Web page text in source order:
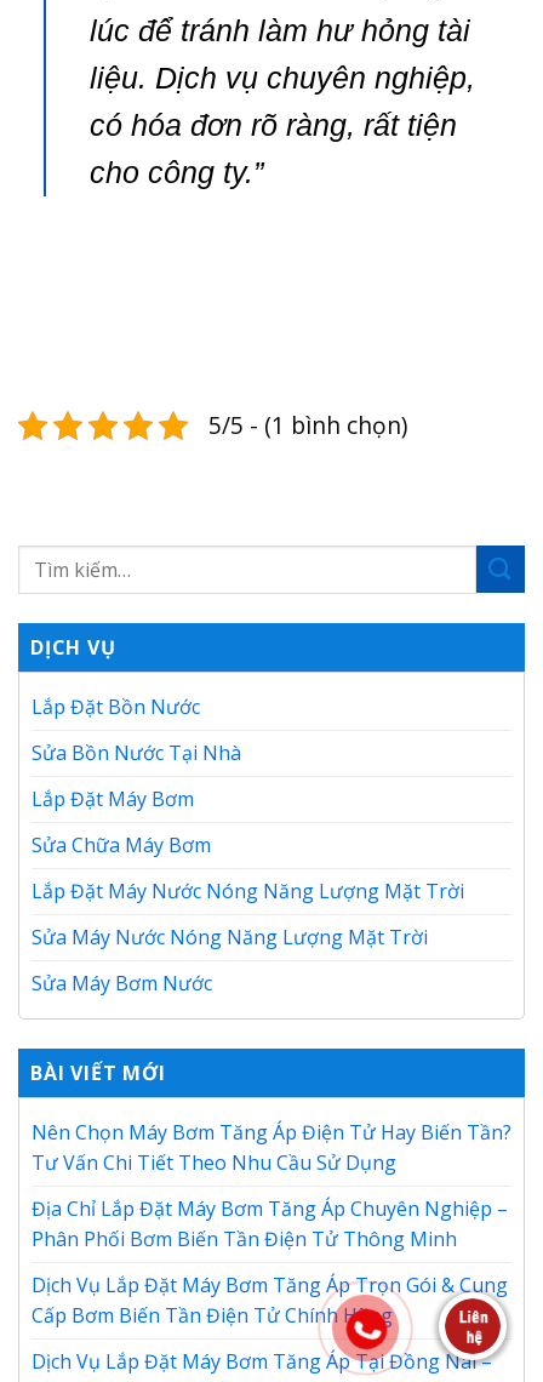
lúc để tránh làm hư hỏng tài
liệu. Dịch vụ chuyên nghiệp,
có hóa đơn rõ ràng, rất tiện
cho công ty.”
5/5 - (1 bình chọn)
DỊCH VỤ
Lắp Đặt Bồn Nước
Sửa Bồn Nước Tại Nhà
Lắp Đặt Máy Bơm
Sửa Chữa Máy Bơm
Lắp Đặt Máy Nước Nóng Năng Lượng Mặt Trời
Sửa Máy Nước Nóng Năng Lượng Mặt Trời
Sửa Máy Bơm Nước
BÀI VIẾT MỚI
Nên Chọn Máy Bơm Tăng Áp Điện Tử Hay Biến Tần?
Tư Vấn Chi Tiết Theo Nhu Cầu Sử Dụng
Địa Chỉ Lắp Đặt Máy Bơm Tăng Áp Chuyên Nghiệp –
Phân Phối Bơm Biến Tần Điện Tử Thông Minh
Dịch Vụ Lắp Đặt Máy Bơm Tăng Áp Trọn Gói & Cung
Cấp Bơm Biến Tần Điện Tử Chính Hãng
Dịch Vụ Lắp Đặt Máy Bơm Tăng Áp Tại Đồng Nai –